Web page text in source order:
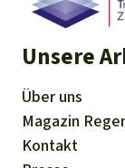
Unsere
Über uns
Magazin
Kontakt